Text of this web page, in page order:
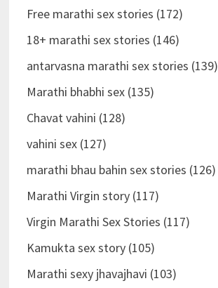
Free marathi sex stories (172)
18+ marathi sex stories (146)
antarvasna marathi sex stories (139)
Marathi bhabhi sex (135)
Chavat vahini (128)
vahini sex (127)
marathi bhau bahin sex stories (126)
Marathi Virgin story (117)
Virgin Marathi Sex Stories (117)
Kamukta sex story (105)
Marathi sexy jhavajhavi (103)